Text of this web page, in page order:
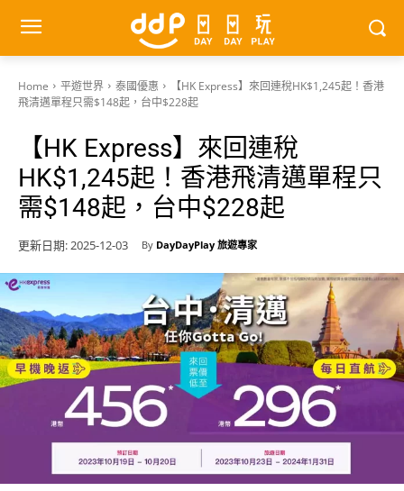
Home 平遊世界 泰國優惠
【HK Express】來回連稅HK$1,245起！香港
飛清邁單程只需$148起，台中$228起
【HK Express】來回連稅
HK$1,245起！香港飛清邁單程只
需$148起，台中$228起
更新日期:2025-12-03 By DayDayPlay 旅遊專家